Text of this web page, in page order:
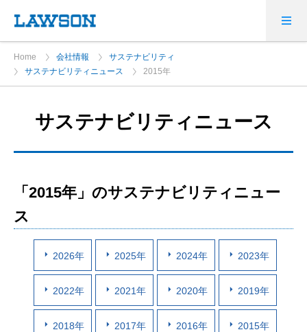
Home 会社情報
サステナビリティ
サステナビリティニュース
2015年
サステナビリティニュース
「2015年」のサステナビリティニュー
ス
2026年 2025年 2024年 2023年
2022年 2021年 2020年 2019年
2018年 2017年 2016年 2015年